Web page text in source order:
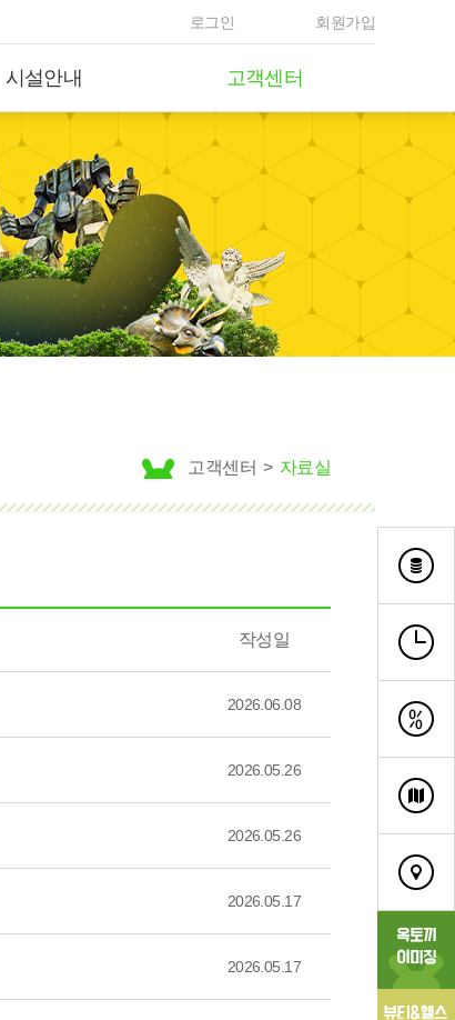
로그인 회원가입
시설안내 고객센터
고객센터 > 자료실
작성일
2026.06.08
2026.05.26
2026.05.26
2026.05.17
2026.05.17